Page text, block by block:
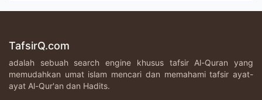
TafsirQ.com
adalah sebuah search engine khusus tafsir Al-Quran yang
memudahkan umat islam mencari dan memahami tafsir ayat-
ayat Al-Qur'an dan Hadits.